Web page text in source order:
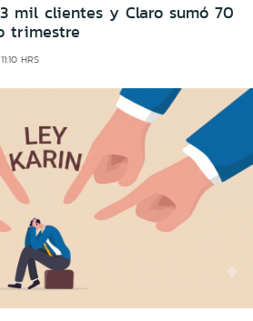
mil clientes y Claro sumó 70
trimestre
HRS